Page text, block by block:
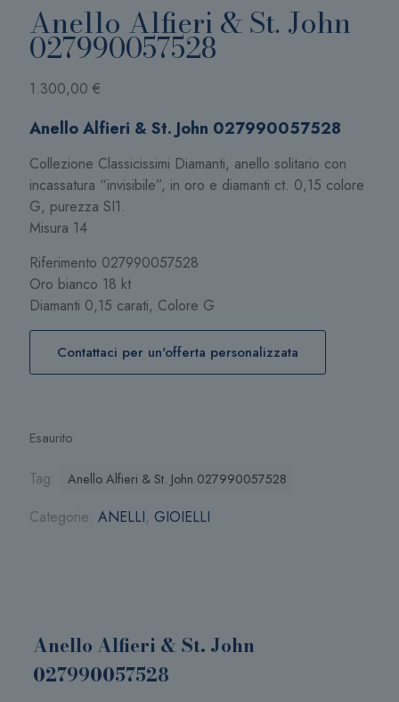
Anello Alfieri & St. John
027990057528
1.300,00 €
Anello Alfieri & St. John 027990057528
Collezione Classicissimi Diamanti, anello solitario con
incassatura “invisibile”, in oro e diamanti ct. 0,15 colore
G, purezza SI1.
Misura 14
Riferimento 027990057528
Oro bianco 18 kt
Diamanti 0,15 carati, Colore G
Contattaci per un'offerta personalizzata
Esaurito
Tag: Anello Alfieri & St. John 027990057528
Categorie: ANELLI, GIOIELLI
Anello Alfieri & St. John
027990057528